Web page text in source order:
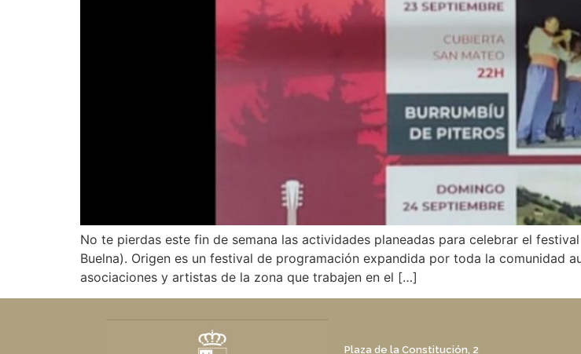
No te pierdas este fin de semana las actividades planeadas para celebrar el
Buelna). Origen es un festival de programación expandida por toda la comunidad
asociaciones y artistas de la zona que trabajen en el […]
Plaza de la Constitución, 2